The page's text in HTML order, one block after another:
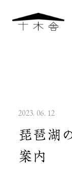
2023. 06. 12
琵琶湖
案内